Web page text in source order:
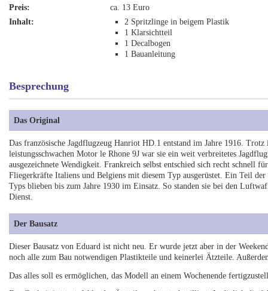
Preis:
ca. 13 Euro
Inhalt:
2 Spritzlinge in beigem Plastik
1 Klarsichtteil
1 Decalbogen
1 Bauanleitung
Besprechung
Das Original
Das französische Jagdflugzeug Hanriot HD.1 entstand im Jahre 1916.
leistungsschwachen Motor le Rhone 9J war sie ein weit verbreitetes
ausgezeichnete Wendigkeit. Frankreich selbst entschied sich recht schnell
Fliegerkräfte Italiens und Belgiens mit diesem Typ ausgerüstet. Ein Teil
Typs blieben bis zum Jahre 1930 im Einsatz. So standen sie bei den
Dienst.
Der Bausatz
Dieser Bausatz von Eduard ist nicht neu. Er wurde jetzt aber in der
noch alle zum Bau notwendigen Plastikteile und keinerlei Ätzteile.
Das alles soll es ermöglichen, das Modell an einem Wochenende